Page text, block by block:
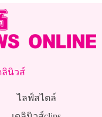
ลินิวส์
ไลฟ์สไตล์